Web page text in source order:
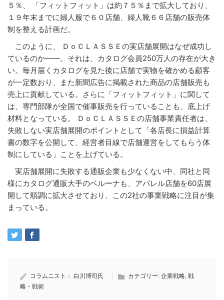
５％、 「フィットフィット」は約７５％まで拡大しており、
１９年末までに婦人服で６０店舗、婦人靴６６店舗の販売体
制を整える計画だ。
このように、 ＤｏＣＬＡＳＳＥの実店舗展開はなぜ成功し
ているのか――。それは、カタログ会員250万人の存在が大き
い。毎月届くカタログを見た後に店舗で実物を確かめる顧客
が一定数おり、また新聞広告に掲載された商品の店舗販売も
売上に貢献している。さらに「フィットフィット」に関して
は、専門部隊が全国で催事販売を行っていることも、底上げ
材料となっている。 ＤｏＣＬＡＳＳＥの店舗事業責任者は、
失敗しない実店舗展開のポイントとして「各店長に損益計算
書の数字を公開して、経営者目線で店舗運営をしてもらう体
制にしている」ことを上げている。
実店舗展開に失敗する通販企業も少なくない中、同社と同
様にカタログ通販大手のベルーナも、アパレル店舗を60店展
開して順調に拡大させており、この2社の事業戦略に注目が集
まっている。
コラムニスト： 白川博司氏 カテゴリー: 企業戦略, 戦
略・戦術